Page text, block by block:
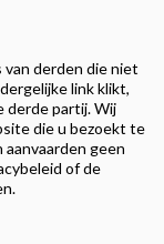
derden die niet
link klikt,
derde partij. Wij
die u bezoekt te
geen
of de